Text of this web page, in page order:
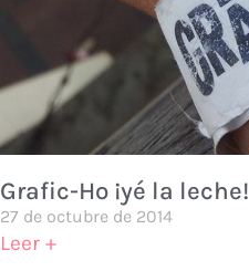
Grafic-Ho ¡yé la leche!
27 de octubre de 2014
Leer +